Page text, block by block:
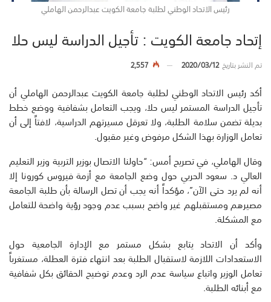
رئيس الاتحاد الوطني لطلبة جامعة الكويت عبدالرحمن الهاملي
إتحاد جامعة الكويت : تأجيل الدراسة ليس حلا
تم النشر بتاريخ2020/03/12
2,557
أكد رئيس الاتحاد الوطني لطلبة جامعة الكويت عبدالرحمن الهاملي أن
تأجيل الدراسة المستمر ليس حلا، ويجب التعامل بشفافية ووضع خطط
بديلة تضمن سلامة الطلبة، ولا تعرقل مسيرتهم الدراسية، لافتاً إلى أن
تعامل الوزارة بهذا الشكل مرفوض وغير مقبول.
وقال الهاملي، في تصريح أمس: “حاولنا الاتصال بوزير التربية وزير التعليم
العالي د. سعود الحربي حول وضع الجامعة مع أزمة فيروس كورونا إلا
أنه لم يرد حتى الآن”، مؤكداً أنه يجب أن تصل الرسالة بأن طلبة الجامعة
مصيرهم ومستقبلهم غير واضح بسبب عدم وجود رؤية واضحة للتعامل
مع المشكلة.
وأكد أن الاتحاد يتابع بشكل مستمر مع الإدارة الجامعية حول
الاستعدادات اللازمة لاستقبال الطلبة بعد انتهاء فترة العطلة، مستغرباً
تعامل الوزير واتباع سياسة عدم الرد وعدم توضيح الحقائق بكل شفافية
مع أبنائه الطلبة.